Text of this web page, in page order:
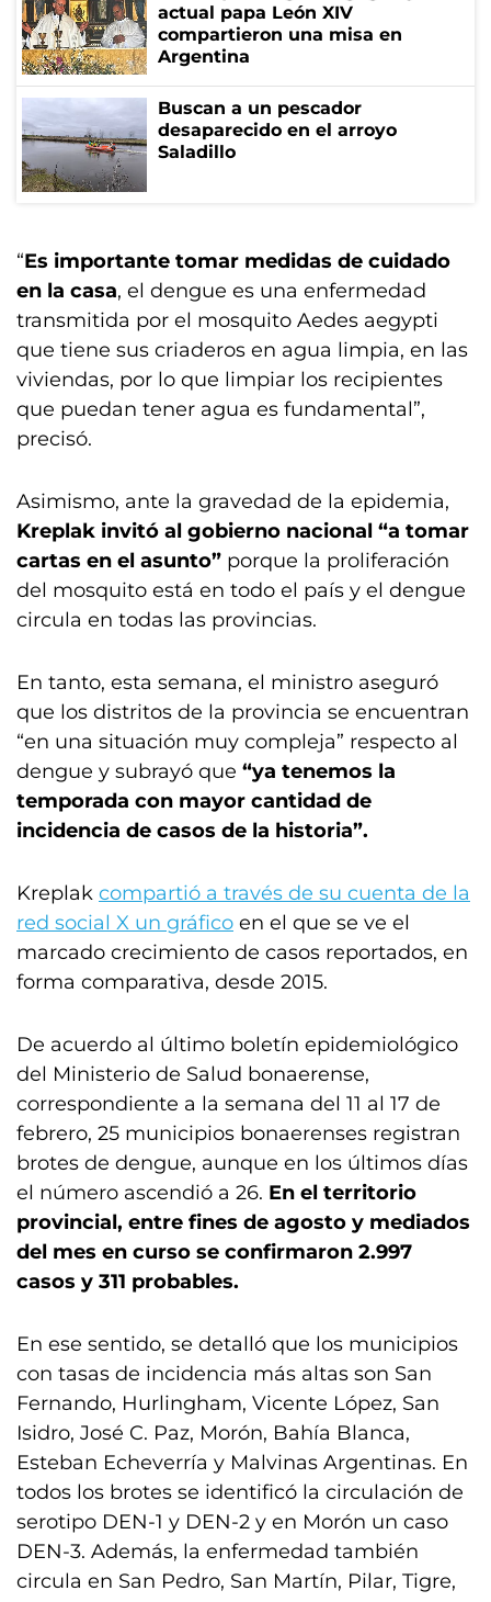
actual papa León XIV
compartieron una misa en
Argentina
Buscan a un pescador
desaparecido en el arroyo
Saladillo
“Es importante tomar medidas de cuidado
en la casa, el dengue es una enfermedad
transmitida por el mosquito Aedes aegypti
que tiene sus criaderos en agua limpia, en las
viviendas, por lo que limpiar los recipientes
que puedan tener agua es fundamental”,
precisó.
Asimismo, ante la gravedad de la epidemia,
Kreplak invitó al gobierno nacional “a tomar
cartas en el asunto” porque la proliferación
del mosquito está en todo el país y el dengue
circula en todas las provincias.
En tanto, esta semana, el ministro aseguró
que los distritos de la provincia se encuentran
“en una situación muy compleja” respecto al
dengue y subrayó que “ya tenemos la
temporada con mayor cantidad de
incidencia de casos de la historia”.
Kreplak compartió a través de su cuenta de la
red social X un gráfico en el que se ve el
marcado crecimiento de casos reportados, en
forma comparativa, desde 2015.
De acuerdo al último boletín epidemiológico
del Ministerio de Salud bonaerense,
correspondiente a la semana del 11 al 17 de
febrero, 25 municipios bonaerenses registran
brotes de dengue, aunque en los últimos días
el número ascendió a 26. En el territorio
provincial, entre fines de agosto y mediados
del mes en curso se confirmaron 2.997
casos y 311 probables.
En ese sentido, se detalló que los municipios
con tasas de incidencia más altas son San
Fernando, Hurlingham, Vicente López, San
Isidro, José C. Paz, Morón, Bahía Blanca,
Esteban Echeverría y Malvinas Argentinas. En
todos los brotes se identificó la circulación de
serotipo DEN-1 y DEN-2 y en Morón un caso
DEN-3. Además, la enfermedad también
circula en San Pedro, San Martín, Pilar, Tigre,